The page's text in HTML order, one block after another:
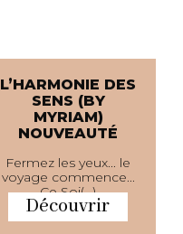
L’HARMONIE DES
SENS (BY
MYRIAM)
NOUVEAUTÉ
Fermez les yeux... le
voyage commence...
Ce Soi(...)
Découvrir